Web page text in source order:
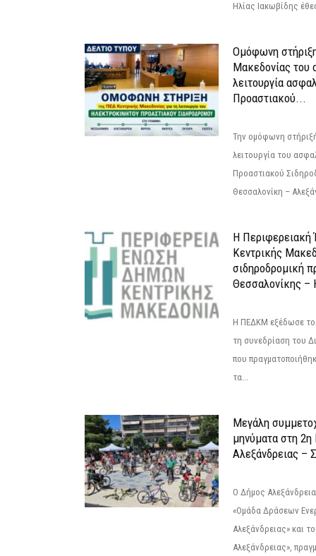
Ηλίας Ιακωβίδης
Ομόφωνη
Μακεδονίας του
λειτουργία
Προαστιακού...
Την ομόφωνη
λειτουργία του
Προαστιακού
Θεσσαλονίκη –
Η
Κεντρικής
σιδηροδρομική
Θεσσαλονίκης –
Η ΠΕΔΚΜ εξέδωσε το
τη συνεδρίαση του
που
τα...
Μεγάλη
μηνύματα στη
Αλεξάνδρειας –
Ο Δήμος
«Ομάδα Δράσεων
Αλεξάνδρειας» και
Αλεξάνδρειας»,